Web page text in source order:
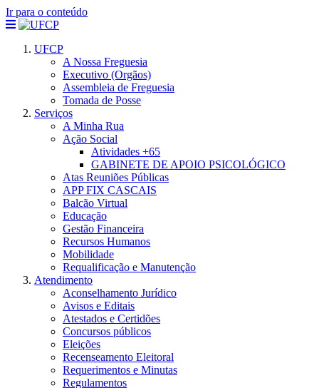
Ir para o conteúdo
UFCP
A Nossa Freguesia
Executivo (Orgãos)
Assembleia de Freguesia
Tomada de Posse
Serviços
A Minha Rua
Ação Social
Atividades +65
GABINETE DE APOIO PSICOLÓGICO
Atas Reuniões Públicas
APP FIX CASCAIS
Balcão Virtual
Educação
Gestão Financeira
Recursos Humanos
Mobilidade
Requalificação e Manutenção
Atendimento
Aconselhamento Jurídico
Avisos e Editais
Atestados e Certidões
Concursos públicos
Eleições
Recenseamento Eleitoral
Requerimentos e Minutas
Regulamentos